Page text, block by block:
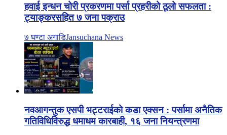
हवाई इन्धन चोरी प्रकरणमा पर्सा प्रहरीको ठूलो सफलता :
ट्याङ्करसहित ७ जना पक्राउ
७ घण्टा अगाडिJansuchana News
नवआगन्तुक एसपी भट्टराईको कडा एक्सन : पर्सामा अनैतिक
गतिविधिविरुद्ध धमाधम कारबाही, १६ जना नियन्त्रणमा